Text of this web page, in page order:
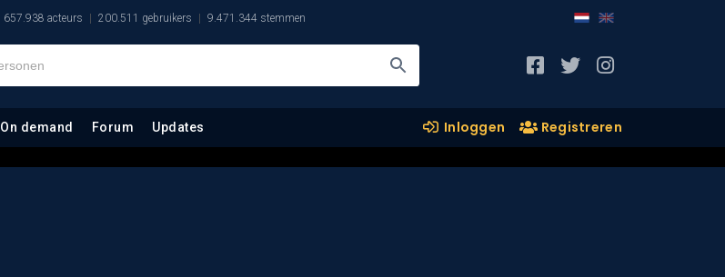
657.938 acteurs 200.511 gebruikers 9.471.344 stemmen
On demand Forum Updates Inloggen Registreren